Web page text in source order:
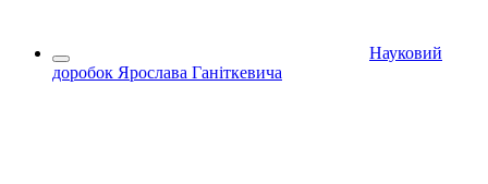
Науковий
доробок Ярослава Ганіткевича